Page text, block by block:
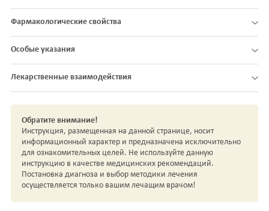
Фармакологические свойства
Особые указания
Лекарственные взаимодействия
Обратите внимание!
Инструкция, размещенная на данной странице, носит
информационный характер и предназначена исключительно
для ознакомительных целей. Не используйте данную
инструкцию в качестве медицинских рекомендаций.
Постановка диагноза и выбор методики лечения
осуществляется только вашим лечащим врачом!